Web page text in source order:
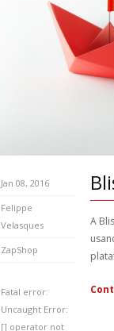
A
Jan 08, 2016
Felippe
Velasques
ZapShop
Fatal error:
Uncaught Error:
[] operator not